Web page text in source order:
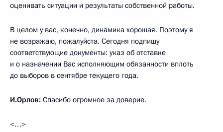
оценивать ситуации и результаты собственной работы.
В целом у вас, конечно, динамика хорошая. Поэтому я
не возражаю, пожалуйста. Сегодня подпишу
соответствующие документы: указ об отставке
и о назначении Вас исполняющим обязанности вплоть
до выборов в сентябре текущего года.
И.Орлов: Спасибо огромное за доверие.
<…>